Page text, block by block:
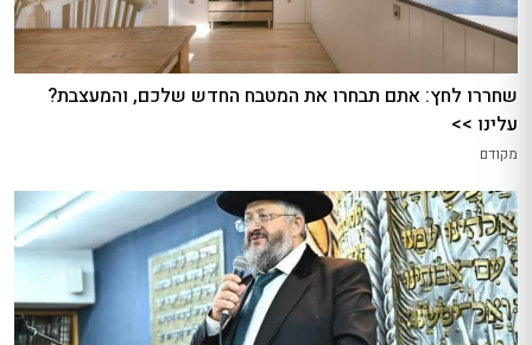
שחררו לחץ: אתם תבחרו את המטבח החדש שלכם, והמעצבת?
עלינו >>
מקודם